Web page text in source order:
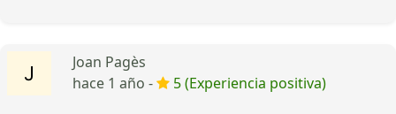
Joan Pagès
hace 1 año -
5 (Experiencia positiva)